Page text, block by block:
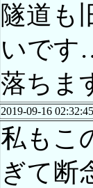
隧道も
いです
落ちま
2019-09-16 02:32:45
私もこ
ぎて断